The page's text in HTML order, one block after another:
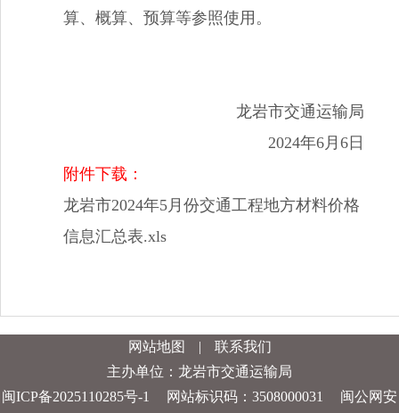
算、概算、预算等参照使用。
龙岩市交通运输局
2024年6月 6 日
附件下载：
龙岩市2024年5月份交通工程地方材料价格
信息汇总表.xls
网站地图 |
联系我们
主办单位：龙岩市交通运输局
闽ICP备2025110285号-1
网站标识码：3508000031 闽公网安